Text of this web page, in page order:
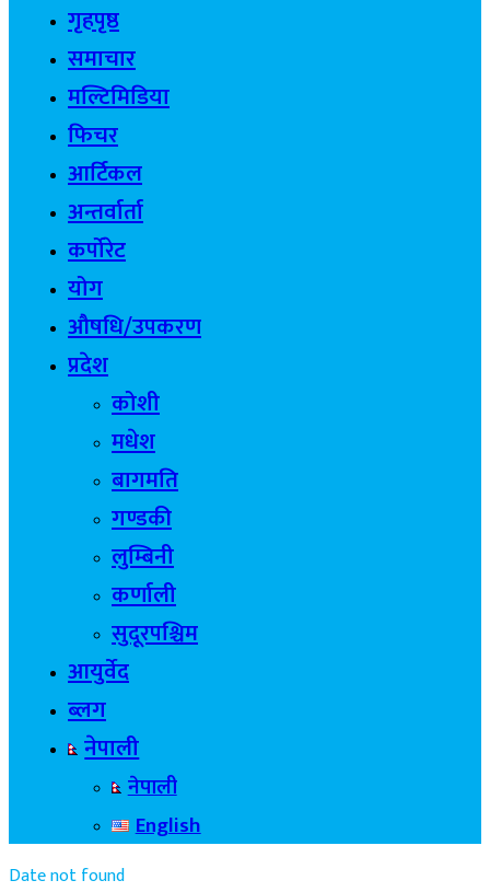
गृहपृष्ठ
समाचार
मल्टिमिडिया
फिचर
आर्टिकल
अन्तर्वार्ता
कर्पोरेट
योग
औषधि/उपकरण
प्रदेश
कोशी
मधेश
बागमति
गण्डकी
लुम्बिनी
कर्णाली
सुदूरपश्चिम
आयुर्वेद
ब्लग
नेपाली
नेपाली
English
Date not found